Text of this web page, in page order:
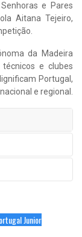
e Pares
Aitana Tejeiro,
da Madeira
e clubes
Portugal,
e regional.
Junior